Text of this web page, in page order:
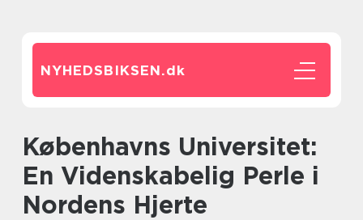
NYHEDSBIKSEN.dk
Københavns Universitet:
En Videnskabelig Perle i
Nordens Hjerte